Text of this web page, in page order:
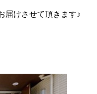
届けさせて頂きます♪